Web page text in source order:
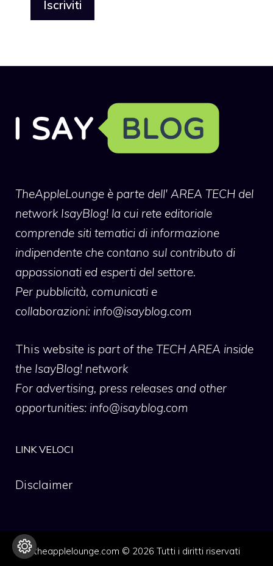
TheAppleLounge è parte dell' AREA TECH del
network IsayBlog! la cui rete editoriale
comprende siti tematici di informazione
indipendente che contano sul contributo di
appassionati ed esperti del settore.
Per pubblicità, comunicati e
collaborazioni: info@isayblog.com
This website is part of the TECH AREA inside
the IsayBlog! network
For advertising, press releases and other
opportunities: info@isayblog.com
LINK VELOCI
Disclaimer
theapplelounge.com © 2026 Tutti i diritti riservati